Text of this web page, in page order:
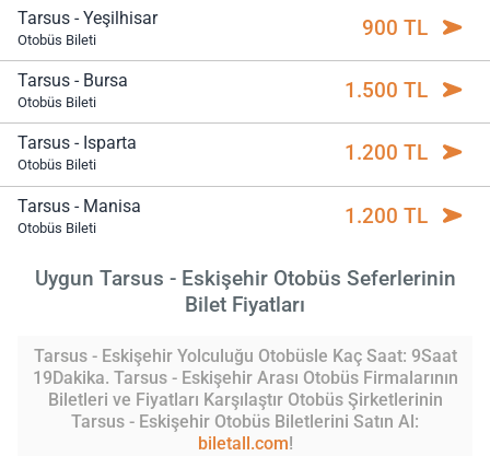
Tarsus - Yeşilhisar
Otobüs Bileti 900 TL
Tarsus - Bursa
Otobüs Bileti 1.500 TL
Tarsus - Isparta
Otobüs Bileti 1.200 TL
Tarsus - Manisa
Otobüs Bileti 1.200 TL
Uygun Tarsus - Eskişehir Otobüs Seferlerinin
Bilet Fiyatları
Tarsus - Eskişehir Yolculuğu Otobüsle Kaç Saat: 9Saat
19Dakika. Tarsus - Eskişehir Arası Otobüs Firmalarının
Biletleri ve Fiyatları Karşılaştır Otobüs Şirketlerinin
Tarsus - Eskişehir Otobüs Biletlerini Satın Al:
biletall.com!